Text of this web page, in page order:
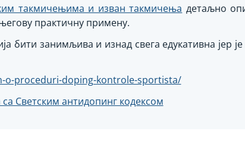
такмичењима и изван такмичења детаљно
практичну примену.
бити занимљива и изнад свега едукативна јер
proceduri-doping-kontrole-sportista/
Светским антидопинг кодексом